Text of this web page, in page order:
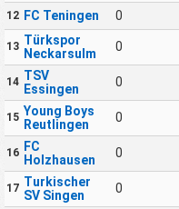
12 FC Teningen 0
13 Türkspor
Neckarsulm
0
14 TSV
Essingen
0
15 Young Boys
Reutlingen
0
16 FC
Holzhausen
0
17 Turkischer
SV Singen
0